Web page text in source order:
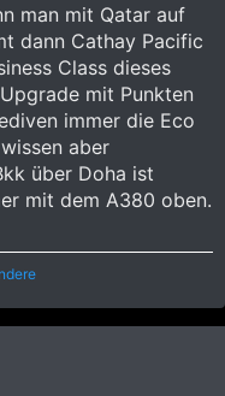
man mit Qatar auf
dann Cathay Pacific
Class dieses
mit Punkten
immer die Eco
aber
über Doha ist
mit dem A380 oben.